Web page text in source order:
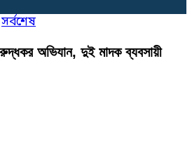
সর্বশেষ
অভিযান, দুই মাদক ব্যবসায়ী